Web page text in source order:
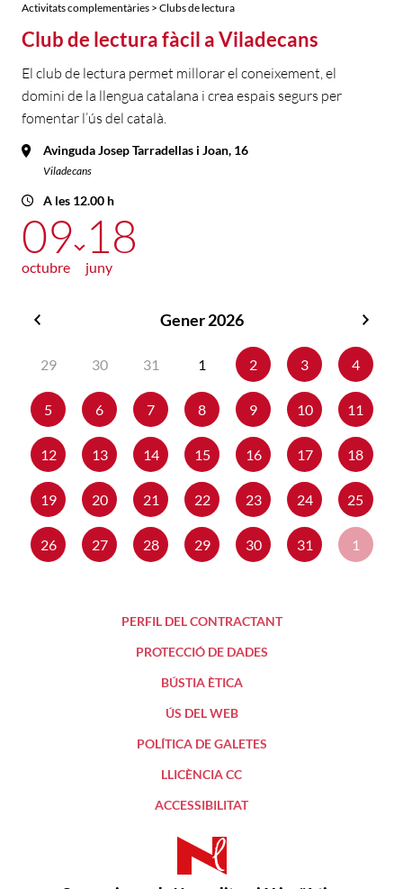
Activitats complementàries > Clubs de lectura
Club de lectura fàcil a Viladecans
El club de lectura permet millorar el coneixement, el
domini de la llengua catalana i crea espais segurs per
fomentar l’ús del català.
Avinguda Josep Tarradellas i Joan, 16
Viladecans
A les 12.00 h
09
octubre
18
juny
Gener 2026
29
30 31 1 2 3 4
5 6 7 8 9 10 11
12 13 14 15 16 17 18
19 20 21 22 23 24 25
26 27 28 29 30 31 1
PERFIL DEL CONTRACTANT
PROTECCIÓ DE DADES
BÚSTIA ÈTICA
ÚS DEL WEB
POLÍTICA DE GALETES
LLICÈNCIA CC
ACCESSIBILITAT